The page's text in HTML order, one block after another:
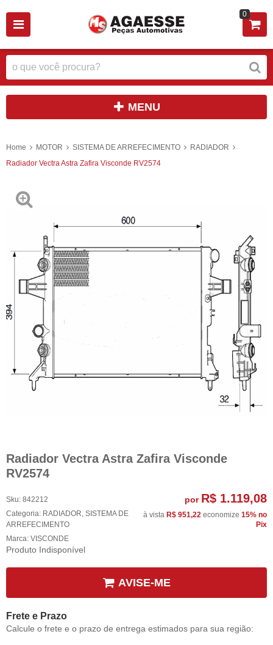
0
MENU
Home MOTOR SISTEMA DE ARREFECIMENTO
RADIADOR
Radiador Vectra Astra Zafira Visconde RV2574
Radiador Vectra Astra Zafira Visconde
RV2574
Sku: 842212
Categoria: RADIADOR, SISTEMA DE
ARREFECIMENTO
Marca: VISCONDE
Produto Indisponível
por R$ 1.119,08
à vista R$ 951,22 economize 15% no
Pix
AVISE-ME
Frete e Prazo
Calcule o frete e o prazo de entrega estimados para sua região: